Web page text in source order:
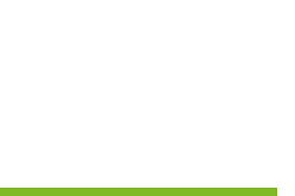
TPX 9MM VISSER